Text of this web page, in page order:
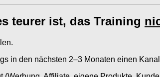
teurer ist, das Training
in den nächsten 2–3 Monaten einen